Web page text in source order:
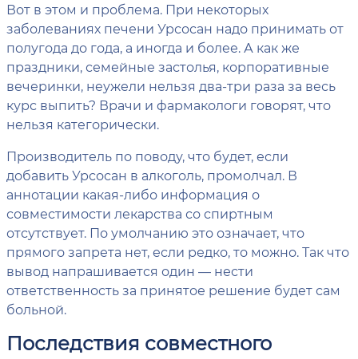
Вот в этом и проблема. При некоторых
заболеваниях печени Урсосан надо принимать от
полугода до года, а иногда и более. А как же
праздники, семейные застолья, корпоративные
вечеринки, неужели нельзя два-три раза за весь
курс выпить? Врачи и фармакологи говорят, что
нельзя категорически.
Производитель по поводу, что будет, если
добавить Урсосан в алкоголь, промолчал. В
аннотации какая-либо информация о
совместимости лекарства со спиртным
отсутствует. По умолчанию это означает, что
прямого запрета нет, если редко, то можно. Так что
вывод напрашивается один — нести
ответственность за принятое решение будет сам
больной.
Последствия совместного